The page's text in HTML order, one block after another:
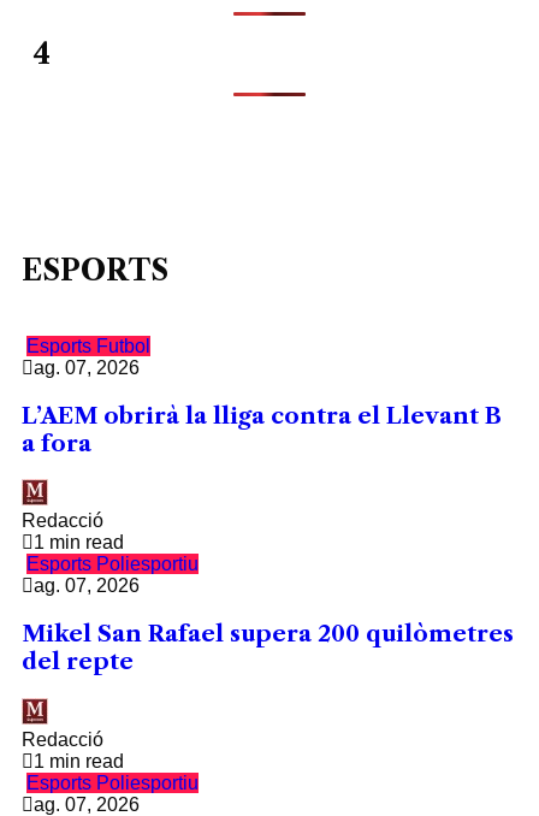
4
ESPORTS
Esports Futbol
ag. 07, 2026
L’AEM obrirà la lliga contra el Llevant B
a fora
Redacció
1 min read
Esports Poliesportiu
ag. 07, 2026
Mikel San Rafael supera 200 quilòmetres
del repte
Redacció
1 min read
Esports Poliesportiu
ag. 07, 2026